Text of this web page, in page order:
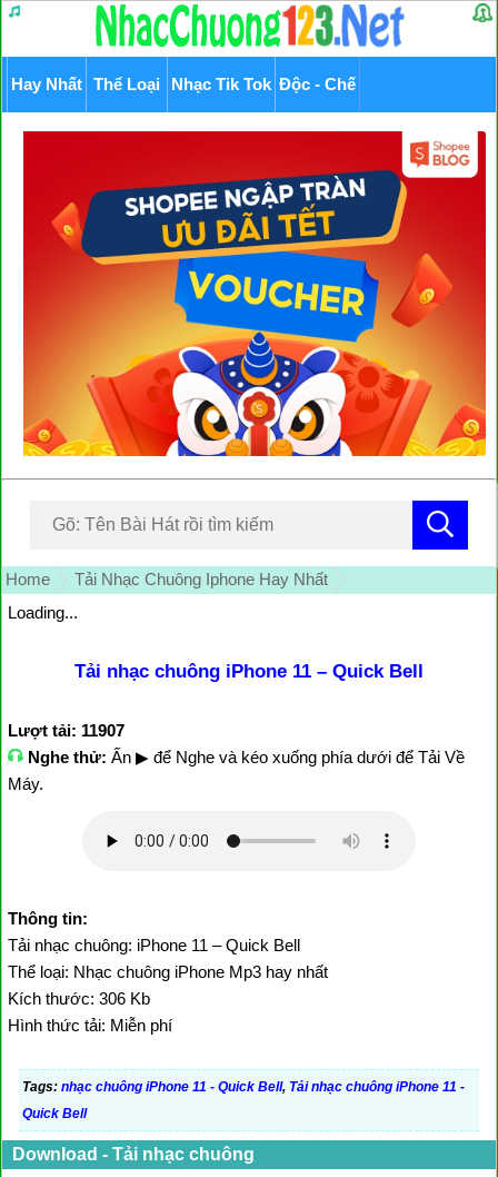
Hay Nhất Thể Loại Nhạc Tik Tok Độc - Chế
Home
Tải Nhạc Chuông Iphone Hay Nhất
Loading...
Tải nhạc chuông iPhone 11 – Quick Bell
Lượt tải: 11907
Nghe thử: Ấn ▶ để Nghe và kéo xuống phía dưới để Tải Về
Máy.
Thông tin:
Tải nhạc chuông: iPhone 11 – Quick Bell
Thể loại: Nhạc chuông iPhone Mp3 hay nhất
Kích thước: 306 Kb
Hình thức tải: Miễn phí
Tags: nhạc chuông iPhone 11 - Quick Bell, Tải nhạc chuông iPhone 11 -
Quick Bell
Download - Tải nhạc chuông